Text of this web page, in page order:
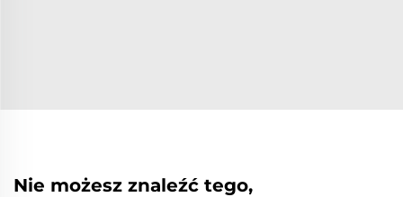
Nie możesz znaleźć tego,